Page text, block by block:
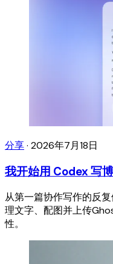
分享· 2026年7月18日
我开始用 Codex 写
从第一篇协作写作的反
理文字、配图并上传
性。